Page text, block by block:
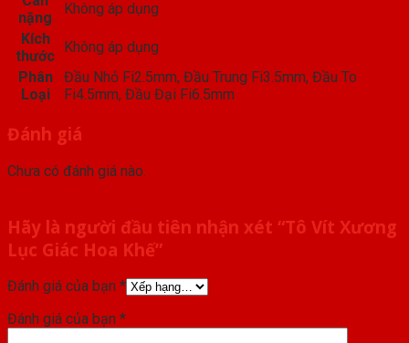
nặng
Không áp dụng
Kích
thước
Không áp dụng
Phân
Loại
Đầu Nhỏ Fi2.5mm, Đầu Trung Fi3.5mm, Đầu To
Fi4.5mm, Đầu Đại Fi6.5mm
Đánh giá
Chưa có đánh giá nào.
Hãy là người đầu tiên nhận xét “Tô Vít Xương
Lục Giác Hoa Khế”
Đánh giá của bạn *
Đánh giá của bạn *